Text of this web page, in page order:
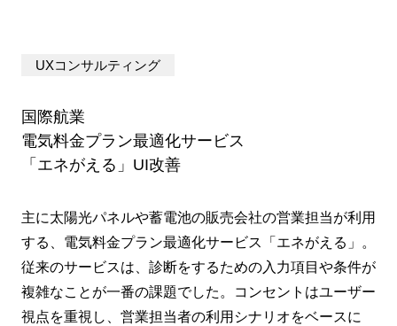
UXコンサルティング
国際航業
電気料金プラン最適化サービス
「エネがえる」UI改善
主に太陽光パネルや蓄電池の販売会社の営業担当が利用
する、電気料金プラン最適化サービス「エネがえる」。
従来のサービスは、診断をするための入力項目や条件が
複雑なことが一番の課題でした。コンセントはユーザー
視点を重視し、営業担当者の利用シナリオをベースに